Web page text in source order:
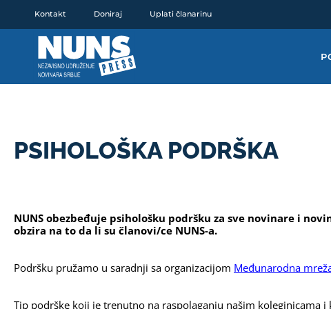
Kontakt Doniraj Uplati članarinu
PSIHOLOŠKA PODRŠKA
NUNS obezbeđuje psihološku podršku za sve novinare i
obzira na to da li su članovi/ce NUNS-a.
Podršku pružamo u saradnji sa organizacijom Međunarodna
Tip podrške koji je trenutno na raspolaganju našim koleginicama i